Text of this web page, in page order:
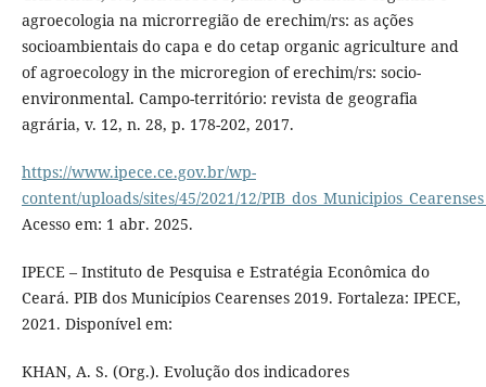
agroecologia na microrregião de erechim/rs: as ações
socioambientais do capa e do cetap organic agriculture and
of agroecology in the microregion of erechim/rs: socio-
environmental. Campo-território: revista de geografia
agrária, v. 12, n. 28, p. 178-202, 2017.
https://www.ipece.ce.gov.br/wp-
content/uploads/sites/45/2021/12/
Acesso em: 1 abr. 2025.
IPECE – Instituto de Pesquisa e Estratégia Econômica do
Ceará. PIB dos Municípios Cearenses 2019. Fortaleza: IPECE,
2021. Disponível em:
KHAN, A. S. (Org.). Evolução dos indicadores